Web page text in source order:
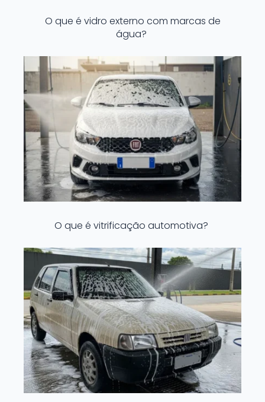
O que é vidro externo com marcas de
água?
O que é vitrificação automotiva?